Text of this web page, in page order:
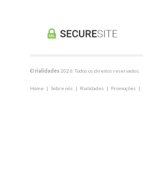
©rialidades 2026. Todos os direitos reservados.
Home | Sobre nós | Rialidades | Promoções |